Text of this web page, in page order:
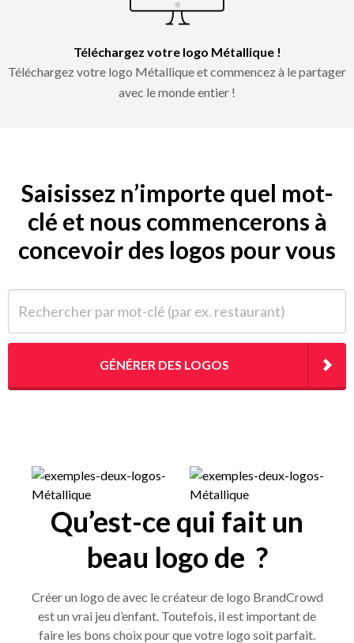
Téléchargez votre logo Métallique !
Téléchargez votre logo Métallique et commencez à le partager
avec le monde entier !
Saisissez n’importe quel mot-
clé et nous commencerons à
concevoir des logos pour vous
GÉNÉRER DES LOGOS
Qu’est-ce qui fait un
beau logo de ?
Créer un logo de avec le créateur de logo BrandCrowd
est un vrai jeu d’enfant. Toutefois, il est important de
faire les bons choix pour que votre logo soit parfait.